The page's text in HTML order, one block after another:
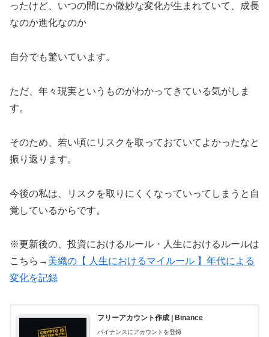
ったけど、いつの間にか微妙な変化が生まれていて、成長
なのか進化なのか
自分でも驚いています。
ただ、年々現実というものがわかってきている気がしま
す。
そのため、若い頃にリスクを取っておていてよかったなと
振り返ります。
今後の私は、リスクを取りにくくなっていってしまうと自
覚しているからです。
※更新後の、投資におけるルール・人生におけるルールは
こちら→ 美織の【 人生におけるマイルール 】年代による
変化を記録
フリーアカウント作成 | Binance
バイナンスにアカウントを登録